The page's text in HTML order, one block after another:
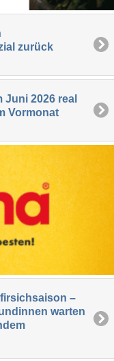
zurück
Juni 2026 real
Vormonat
–
warten